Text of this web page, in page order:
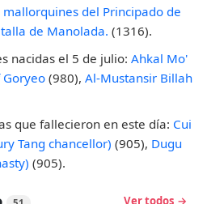
del Principado de
de Manolada. (1316).
nacidas el 5 de julio: Ahkal Mo'
(980), Al-Mustansir Billah
que fallecieron en este día: Cui
Tang chancellor) (905), Dugu
(905).
Ver todos →